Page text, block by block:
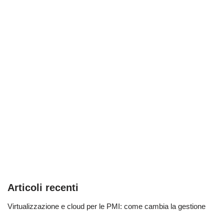
Articoli recenti
Virtualizzazione e cloud per le PMI: come cambia la gestione